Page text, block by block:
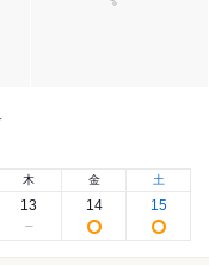
木
13
金
14
土
15